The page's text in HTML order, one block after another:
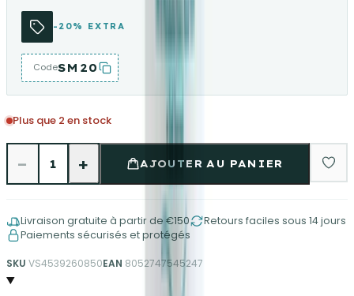
-20% EXTRA
CodeSM20
Plus que 2 en stock
− 1 + AJOUTER AU PANIER
Livraison gratuite à partir de €150
Retours faciles sous 14 jours
Paiements sécurisés et protégés
SKU VS4539260850EAN 8052747545247